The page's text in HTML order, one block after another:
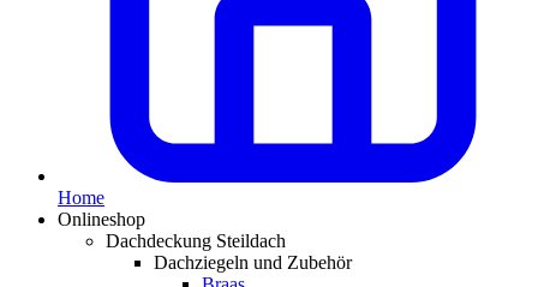
Home
Onlineshop
Dachdeckung Steildach
Dachziegeln und Zubehör